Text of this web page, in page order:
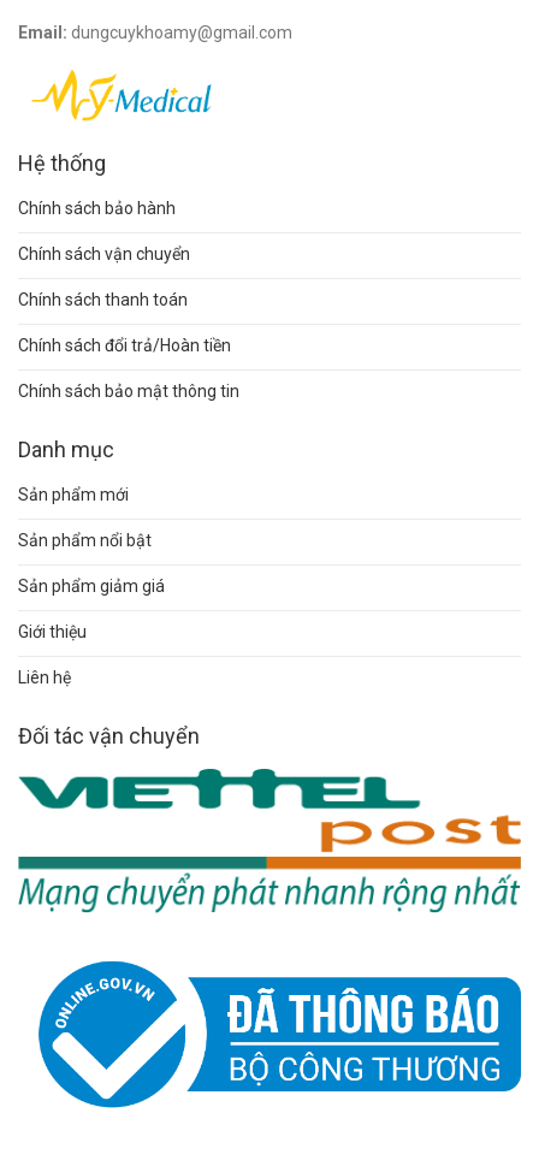
Email: dungcuykhoamy@gmail.com
Hệ thống
Chính sách bảo hành
Chính sách vận chuyển
Chính sách thanh toán
Chính sách đổi trả/Hoàn tiền
Chính sách bảo mật thông tin
Danh mục
Sản phẩm mới
Sản phẩm nổi bật
Sản phẩm giảm giá
Giới thiệu
Liên hệ
Đối tác vận chuyển